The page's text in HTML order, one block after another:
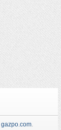
gazpo.com